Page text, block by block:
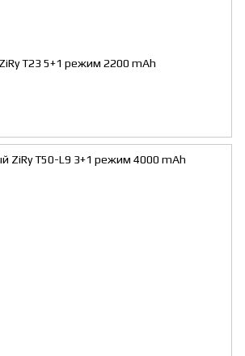
T23 5+1 режим 2200 mAh